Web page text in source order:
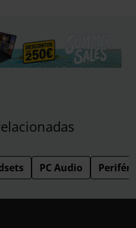
PC Audio